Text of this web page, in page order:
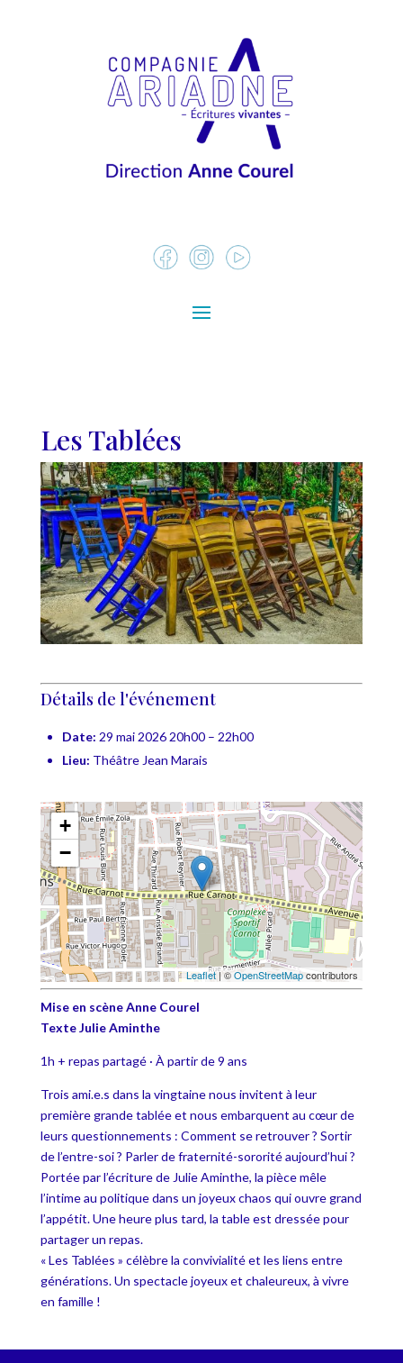
Les Tablées
Détails de l'événement
Date: 29 mai 2026 20h00– 22h00
Lieu: Théâtre Jean Marais
+
−
Leaflet| ©OpenStreetMapcontributors
Mise en scène Anne Courel
Texte Julie Aminthe
1h + repas partagé · À partir de 9 ans
Trois ami.e.s dans la vingtaine nous invitent à leur
première grande tablée et nous embarquent au cœur de
leurs questionnements : Comment se retrouver ? Sortir
de l’entre-soi ? Parler de fraternité-sororité aujourd’hui ?
Portée par l’écriture de Julie Aminthe, la pièce mêle
l’intime au politique dans un joyeux chaos qui ouvre grand
l’appétit. Une heure plus tard, la table est dressée pour
partager un repas.
« Les Tablées » célèbre la convivialité et les liens entre
générations. Un spectacle joyeux et chaleureux, à vivre
en famille !